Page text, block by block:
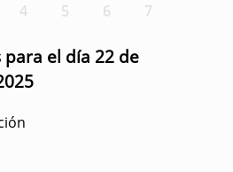
4 5 6 7
para el día 22 de